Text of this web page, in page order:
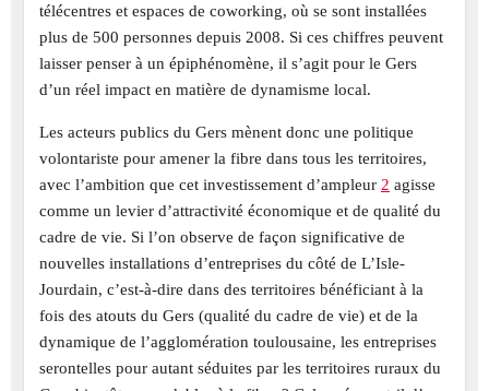
télécentres et espaces de coworking, où se sont installées
plus de 500 personnes depuis 2008. Si ces chiffres peuvent
laisser penser à un épiphénomène, il s’agit pour le Gers
d’un réel impact en matière de dynamisme local.
Les acteurs publics du Gers mènent donc une politique
volontariste pour amener la fibre dans tous les territoires,
avec l’ambition que cet investissement d’ampleur 2 agisse
comme un levier d’attractivité économique et de qualité du
cadre de vie. Si l’on observe de façon significative de
nouvelles installations d’entreprises du côté de L’Isle-
Jourdain, c’est-à-dire dans des territoires bénéficiant à la
fois des atouts du Gers (qualité du cadre de vie) et de la
dynamique de l’agglomération toulousaine, les entreprises
serontelles pour autant séduites par les territoires ruraux du